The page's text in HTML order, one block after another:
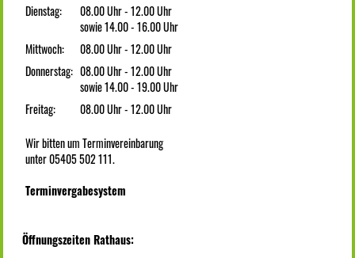
Dienstag:
08.00 Uhr - 12.00 Uhr
sowie 14.00 - 16.00 Uhr
Mittwoch:
08.00 Uhr - 12.00 Uhr
Donnerstag: 08.00 Uhr - 12.00 Uhr
sowie 14.00 - 19.00 Uhr
Freitag:
08.00 Uhr - 12.00 Uhr
Wir bitten um Terminvereinbarung
unter 05405 502 111.
Terminvergabesystem
Öffnungszeiten Rathaus: